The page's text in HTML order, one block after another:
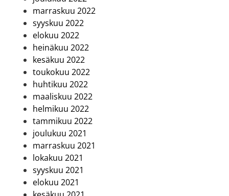
marraskuu 2022
syyskuu 2022
elokuu 2022
heinäkuu 2022
kesäkuu 2022
toukokuu 2022
huhtikuu 2022
maaliskuu 2022
helmikuu 2022
tammikuu 2022
joulukuu 2021
marraskuu 2021
lokakuu 2021
syyskuu 2021
elokuu 2021